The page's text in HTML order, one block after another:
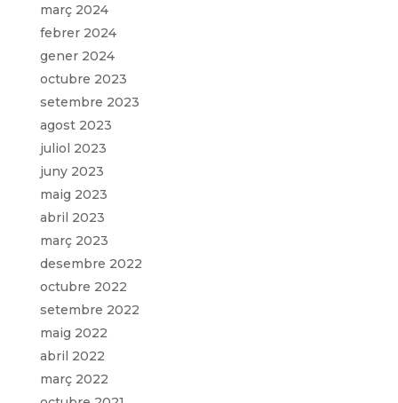
març 2024
febrer 2024
gener 2024
octubre 2023
setembre 2023
agost 2023
juliol 2023
juny 2023
maig 2023
abril 2023
març 2023
desembre 2022
octubre 2022
setembre 2022
maig 2022
abril 2022
març 2022